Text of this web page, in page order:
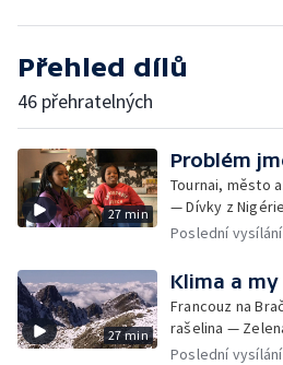
Přehled dílů
46 přehratelných
27 min
Problém
Tournai, město
— Dívky z
Poslední vysílání
27 min
Klima a my
Francouz na
rašelina —
Poslední vysílání